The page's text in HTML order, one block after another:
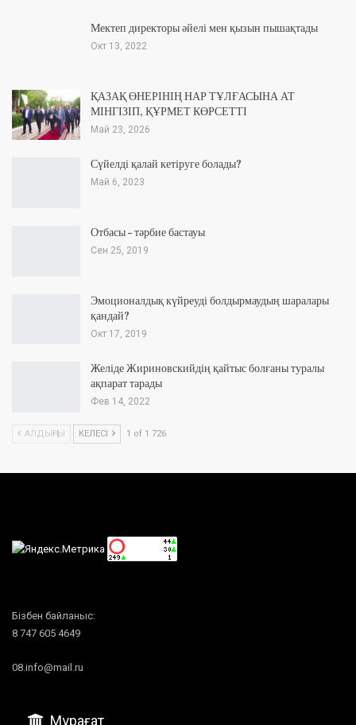
Мектеп директоры әйелі мен қызын пышақтады
Окт 13, 2022
ҚАЗАҚ ӨНЕРІНІҢ НАР ТҰЛҒАСЫНА АТ
МІНГІЗІП, ҚҰРМЕТ КӨРСЕТТІ
Май 23, 2026
Сүйелді қалай кетіруге болады?
Май 6, 2023
Отбасы – тәрбие бастауы
Сен 25, 2019
Эмоционалдық күйреуді болдырмаудың шаралары
қандай?
Окт 17, 2019
Желіде Жириновскийдің қайтыс болғаны туралы
ақпарат тарады
Фев 14, 2022
АЛДЫҢҒЫ КЕЛЕСІ 1 of 1 726
Бізбен байланыс:
8 747 605 4649
08.info@mail.ru
Мұрағат